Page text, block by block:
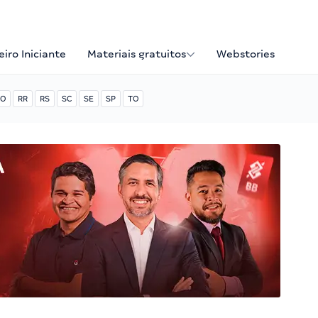
Iniciante Materiais gratuitos Webstories
RR RS SC SE SP TO